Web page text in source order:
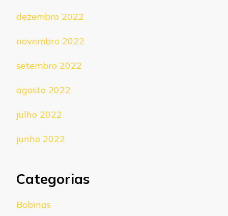
dezembro 2022
novembro 2022
setembro 2022
agosto 2022
julho 2022
junho 2022
Categorias
Bobinas